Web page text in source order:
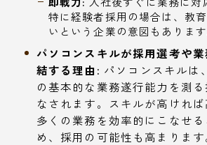
特に経験者採用の場合は、教
いという企業の意図もあります
パソコンスキルが採用選考や
結する理由: パソコンスキルは
の基本的な業務遂行能力を測
なされます。スキルが高けれ
多くの業務を効率的にこなせ
め、採用の可能性も高まります